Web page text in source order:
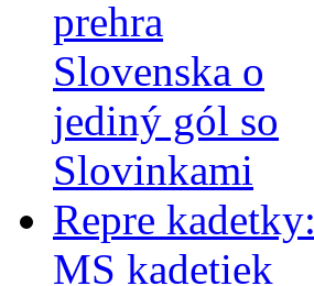
prehra
Slovenska o
jediný gól so
Slovinkami
Repre kadetky:
MS kadetiek